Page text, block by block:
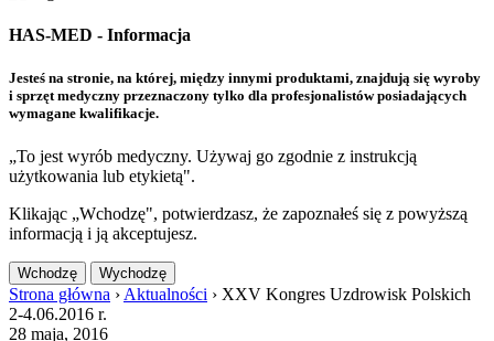
HAS-MED - Informacja
Jesteś na stronie, na której, między innymi produktami, znajdują się wyroby
i sprzęt medyczny przeznaczony tylko dla profesjonalistów posiadających
wymagane kwalifikacje.
„To jest wyrób medyczny. Używaj go zgodnie z instrukcją
użytkowania lub etykietą".
Klikając „Wchodzę", potwierdzasz, że zapoznałeś się z powyższą
informacją i ją akceptujesz.
Wchodzę Wychodzę
Strona główna › Aktualności › XXV Kongres Uzdrowisk Polskich
2-4.06.2016 r.
28 maja, 2016